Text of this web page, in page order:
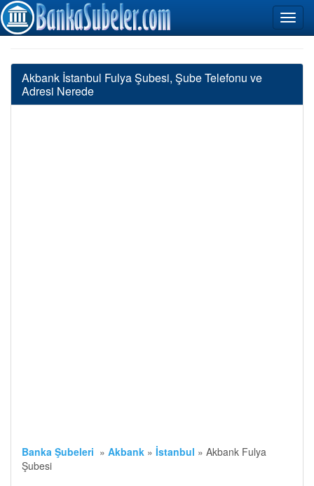
Akbank İstanbul Fulya Şubesi, Şube Telefonu ve
Adresi Nerede
Banka Şubeleri » Akbank » İstanbul » Akbank Fulya
Şubesi